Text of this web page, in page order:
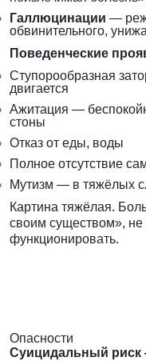
Галлюцинации —
обвинительного,
Поведенческие
Ступорообразная
двигается
Ажитация —
стоны
Отказ от еды, воды
Полное отсутствие
Мутизм — в тяжёлых
Картина тяжёлая.
своим существом», не
функционировать.
Опасности
Суицидальный